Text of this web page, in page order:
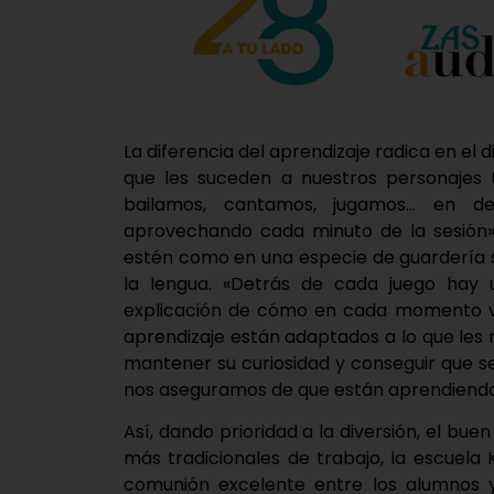
La diferencia del aprendizaje radica en el
que les suceden a nuestros
bailamos, cantamos, jugamos… en
aprovechando cada minuto de la
estén como en una especie de
la lengua. «Detrás de cada juego
explicación de cómo en cada momento
aprendizaje están adaptados a lo que les
mantener su curiosidad y conseguir que
nos aseguramos de que están
Así, dando prioridad a la diversión, el
más tradicionales de trabajo, la escuela
comunión excelente entre los